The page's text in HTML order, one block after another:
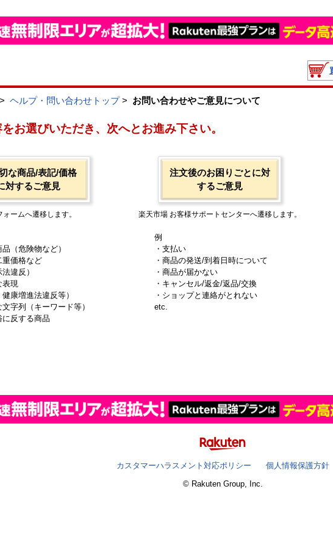
ヘルプ・問い合わせトップ> お問い合わせやご意見について
お選びいただき、次へとお進み下さい。
な商品/表記/価格
対するご意見
ォームへ遷移します。
品（危険物など）
重価格など
法違反）
表現
健康増進法違反等）
文字列（キーワード等）
に反する商品
注文後のお困りごとに対
するご意見
楽天市場 お客様サポートセンターへ遷移します。
例
・支払い
・商品の発送/到着日時について
・商品が届かない
・キャンセル/返金/返品/交換
・ショップと連絡がとれない
etc.
カスタマーハラスメント対応ポリシー
個人情報保護方針
© Rakuten Group, Inc.